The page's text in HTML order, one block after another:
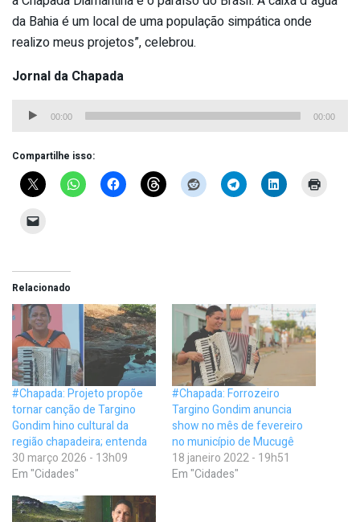
da Bahia é um local de uma população simpática onde
realizo meus projetos”, celebrou.
Jornal da Chapada
Tocador
áudio
00:00 00:00
Compartilhe isso:
Relacionado
#Chapada: Projeto propõe
tornar canção de Targino
Gondim hino cultural da
região chapadeira; entenda
30 março 2026 - 13h09
Em "Cidades"
#Chapada: Forrozeiro
Targino Gondim anuncia
show no mês de fevereiro
no município de Mucugê
18 janeiro 2022 - 19h51
Em "Cidades"